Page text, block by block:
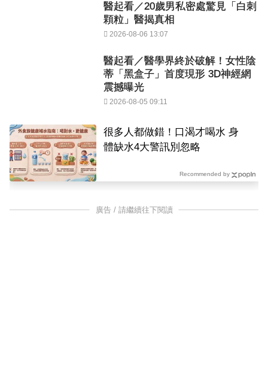
醫起看／20歲男私密處驚見「白刺
顆粒」醫揭真相
2026-08-06 13:07
醫起看／醫學界終於破解！女性陰
蒂「黑盒子」首度現形 3D神經網
震撼曝光
2026-08-05 09:11
很多人都做錯！口渴才喝水 身
體缺水4大警訊別忽略
Recommended by
廣告 / 請繼續往下閱讀